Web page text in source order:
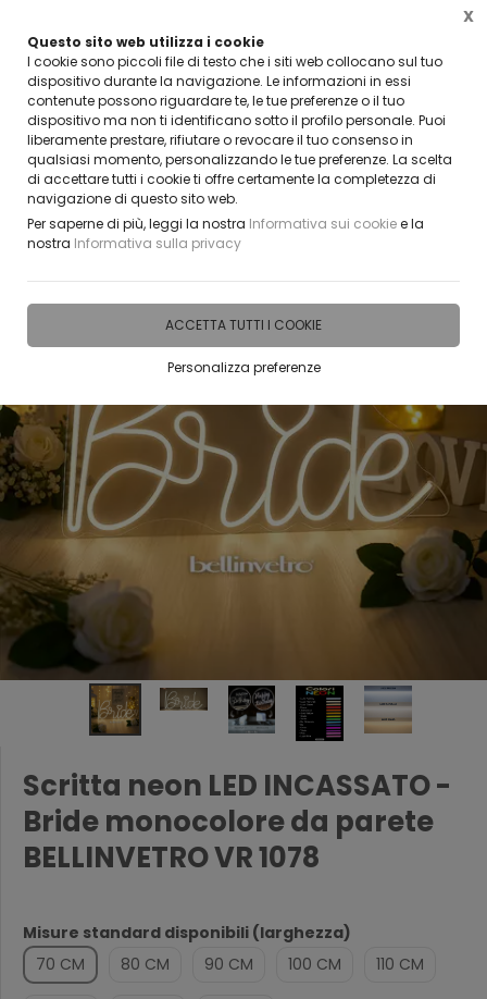
Questo sito web utilizza i cookie
I cookie sono piccoli file di testo che i siti web collocano sul tuo
dispositivo durante la navigazione. Le informazioni in essi
contenute possono riguardare te, le tue preferenze o il tuo
dispositivo ma non ti identificano sotto il profilo personale. Puoi
liberamente prestare, rifiutare o revocare il tuo consenso in
qualsiasi momento, personalizzando le tue preferenze. La scelta
di accettare tutti i cookie ti offre certamente la completezza di
navigazione di questo sito web.
Per saperne di più, leggi la nostra Informativa sui cookiee la
nostra Informativa sulla privacy
ACCETTA TUTTI I COOKIE
Personalizza preferenze
X
CLICCA E SCOPRI I COUPON ATTIVI ADESSO
Home IDEE E REGALI PERSONALIZZABILI SCRITTE | NOMI | FRASI | CREAZIONI NEON
Scritta neon LED INCASSATO -
Bride monocolore da parete
BELLINVETRO VR 1078
Misure standard disponibili (larghezza)
70 CM
80 CM 90 CM 100 CM 110 CM